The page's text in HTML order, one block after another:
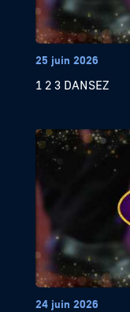
25 juin 2026
1 2 3 DANSEZ
24 juin 2026